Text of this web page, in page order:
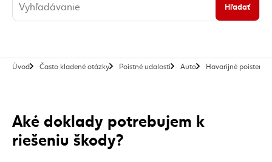
Hľadať
Úvod Často kladené otázky Poistné udalosti Auto Havarijné poistenie
Aké doklady potrebujem k
riešeniu škody?